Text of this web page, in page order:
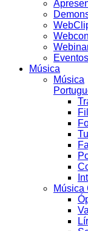
Eventos
Música
Música
Música